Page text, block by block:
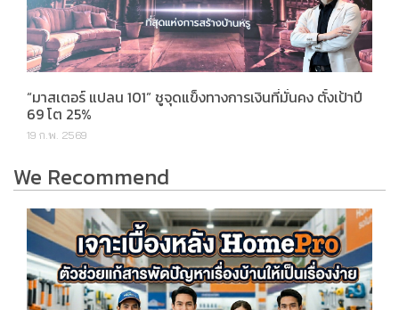
“มาสเตอร์ แปลน 101” ชูจุดแข็งทางการเงินที่มั่นคง ตั้งเป้าปี
69 โต 25%
19 ก.พ. 2569
We Recommend